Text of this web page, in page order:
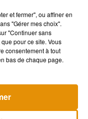
et fermer", ou affiner en
"Gérer mes choix".
"Continuer sans
pour ce site. Vous
consentement à tout
bas de chaque page.